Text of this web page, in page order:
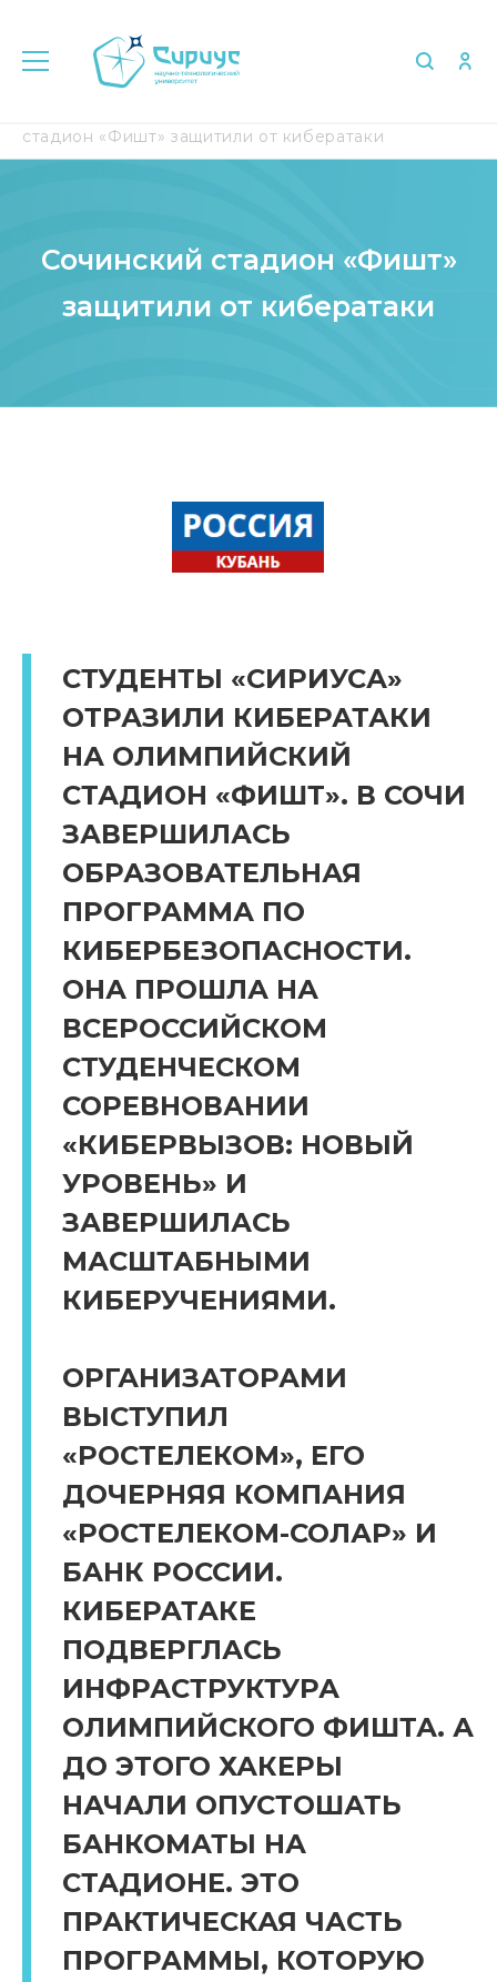
стадион «Фишт» защитили от кибератаки
Сочинский стадион «Фишт»
защитили от кибератаки
СТУДЕНТЫ «СИРИУСА»
ОТРАЗИЛИ КИБЕРАТАКИ
НА ОЛИМПИЙСКИЙ
СТАДИОН «ФИШТ». В СОЧИ
ЗАВЕРШИЛАСЬ
ОБРАЗОВАТЕЛЬНАЯ
ПРОГРАММА ПО
КИБЕРБЕЗОПАСНОСТИ.
ОНА ПРОШЛА НА
ВСЕРОССИЙСКОМ
СТУДЕНЧЕСКОМ
СОРЕВНОВАНИИ
«КИБЕРВЫЗОВ: НОВЫЙ
УРОВЕНЬ» И
ЗАВЕРШИЛАСЬ
МАСШТАБНЫМИ
КИБЕРУЧЕНИЯМИ.
ОРГАНИЗАТОРАМИ
ВЫСТУПИЛ
«РОСТЕЛЕКОМ», ЕГО
ДОЧЕРНЯЯ КОМПАНИЯ
«РОСТЕЛЕКОМ-СОЛАР» И
БАНК РОССИИ.
КИБЕРАТАКЕ
ПОДВЕРГЛАСЬ
ИНФРАСТРУКТУРА
ОЛИМПИЙСКОГО ФИШТА. А
ДО ЭТОГО ХАКЕРЫ
НАЧАЛИ ОПУСТОШАТЬ
БАНКОМАТЫ НА
СТАДИОНЕ. ЭТО
ПРАКТИЧЕСКАЯ ЧАСТЬ
ПРОГРАММЫ, КОТОРУЮ